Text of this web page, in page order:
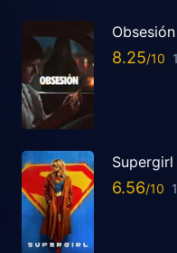
Obsesión
8.25
Supergirl
6.56